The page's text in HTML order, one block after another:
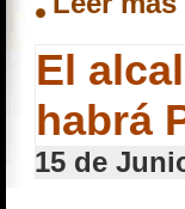
El
habrá
15 de